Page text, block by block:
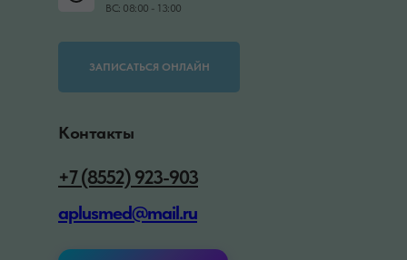
ВС: 08:00 - 13:00
ЗАПИСАТЬСЯ ОНЛАЙН
Контакты
aplusmed@mail.ru
+7 (8552) 923-903